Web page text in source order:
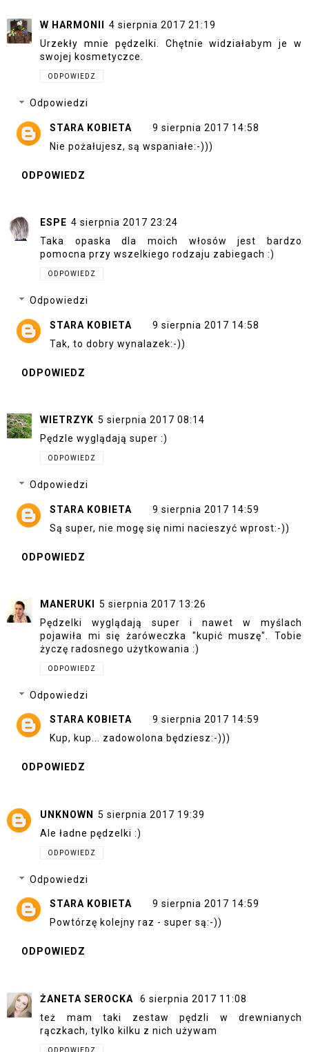
W HARMONII
4 sierpnia 2017 21:19
Urzekły mnie pędzelki. Chętnie widziałabym je w
swojej kosmetyczce.
ODPOWIEDZ
Odpowiedzi
STARA KOBIETA
9 sierpnia 2017 14:58
Nie pożałujesz, są wspaniałe:-)))
ODPOWIEDZ
ESPE 4 sierpnia 2017 23:24
Taka opaska dla moich włosów jest bardzo
pomocna przy wszelkiego rodzaju zabiegach :)
ODPOWIEDZ
Odpowiedzi
STARA KOBIETA
9 sierpnia 2017 14:58
Tak, to dobry wynalazek:-))
ODPOWIEDZ
WIETRZYK 5 sierpnia 2017 08:14
Pędzle wyglądają super :)
ODPOWIEDZ
Odpowiedzi
STARA KOBIETA
9 sierpnia 2017 14:59
Są super, nie mogę się nimi nacieszyć wprost:-))
ODPOWIEDZ
MANERUKI
5 sierpnia 2017 13:26
Pędzelki wyglądają super i nawet w myślach
pojawiła mi się żaróweczka "kupić muszę". Tobie
życzę radosnego użytkowania :)
ODPOWIEDZ
Odpowiedzi
STARA KOBIETA
9 sierpnia 2017 14:59
Kup, kup... zadowolona będziesz:-)))
ODPOWIEDZ
UNKNOWN
5 sierpnia 2017 19:39
Ale ładne pędzelki :)
ODPOWIEDZ
Odpowiedzi
STARA KOBIETA
9 sierpnia 2017 14:59
Powtórzę kolejny raz - super są:-))
ODPOWIEDZ
ŻANETA SEROCKA
6 sierpnia 2017 11:08
też mam taki zestaw pędzli w drewnianych
rączkach, tylko kilku z nich używam
ODPOWIEDZ